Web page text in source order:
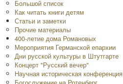
Большой список
Как читать книги детям
Статьи и заметки
Прочие материалы
400-летие дома Романовых
Мероприятия Германской епархии
Дни русской культуры в Штутгарте
Концерт "Русский вечер"
Научная историческая конференция